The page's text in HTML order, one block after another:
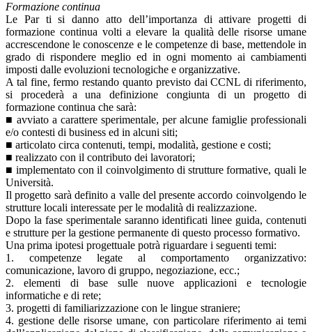
Formazione continua
Le Par ti si danno atto dell’importanza di attivare progetti di
formazione continua volti a elevare la qualità delle risorse umane
accrescendone le conoscenze e le competenze di base, mettendole in
grado di rispondere meglio ed in ogni momento ai cambiamenti
imposti dalle evoluzioni tecnologiche e organizzative.
A tal fine, fermo restando quanto previsto dai CCNL di riferimento,
si procederà a una definizione congiunta di un progetto di
formazione continua che sarà:
■ avviato a carattere sperimentale, per alcune famiglie professionali
e/o contesti di business ed in alcuni siti;
■ articolato circa contenuti, tempi, modalità, gestione e costi;
■ realizzato con il contributo dei lavoratori;
■ implementato con il coinvolgimento di strutture formative, quali le
Università.
Il progetto sarà definito a valle del presente accordo coinvolgendo le
strutture locali interessate per le modalità di realizzazione.
Dopo la fase sperimentale saranno identificati linee guida, contenuti
e strutture per la gestione permanente di questo processo formativo.
Una prima ipotesi progettuale potrà riguardare i seguenti temi:
1. competenze legate al comportamento organizzativo:
comunicazione, lavoro di gruppo, negoziazione, ecc.;
2. elementi di base sulle nuove applicazioni e tecnologie
informatiche e di rete;
3. progetti di familiarizzazione con le lingue straniere;
4. gestione delle risorse umane, con particolare riferimento ai temi